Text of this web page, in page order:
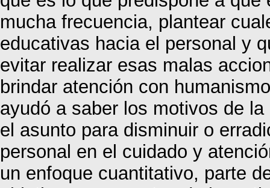
mucha frecuencia, plantear
educativas hacia el personal y
evitar realizar esas malas
brindar atención con
ayudó a saber los motivos de
el asunto para disminuir o
personal en el cuidado y
un enfoque cuantitativo, parte